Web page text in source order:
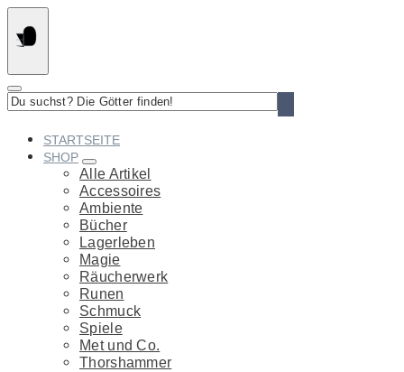
Springe
zum
Inhalt
suchst?
STARTSEITE
SHOP
Alle Artikel
Accessoires
Ambiente
Bücher
Lagerleben
Magie
Räucherwerk
Runen
Schmuck
Spiele
Met und Co.
Thorshammer